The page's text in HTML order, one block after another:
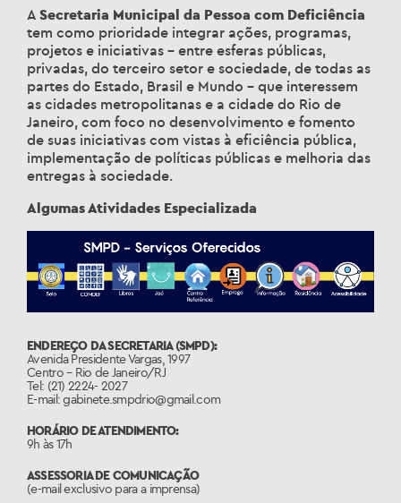
A Secretaria Municipal da Pessoa com Deficiência
tem como prioridade integrar ações, programas,
projetos e iniciativas – entre esferas públicas,
privadas, do terceiro setor e sociedade, de todas as
partes do Estado, Brasil e Mundo – que interessem
as cidades metropolitanas e a cidade do Rio de
Janeiro, com foco no desenvolvimento e fomento
de suas iniciativas com vistas à eficiência pública,
implementação de políticas públicas e melhoria das
entregas à sociedade.
Algumas Atividades Especializada
ENDEREÇO DA SECRETARIA (SMPD):
Avenida Presidente Vargas, 1997
Centro – Rio de Janeiro/RJ
Tel: (21) 2224- 2027
E-mail: gabinete.smpdrio@gmail.com
HORÁRIO DE ATENDIMENTO:
9h às 17h
ASSESSORIA DE COMUNICAÇÃO
(e-mail exclusivo para a imprensa)